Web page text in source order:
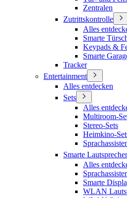
Zentralen
Zutrittskontrolle
Alles
Smarte
Keypads &
Smarte
Tracker
Entertainment
Alles entdecken
Sets
Alles
Multiroom-
Stereo-Sets
Heimkino-
Smarte Lautsprecher
Alles
Smarte
WLAN